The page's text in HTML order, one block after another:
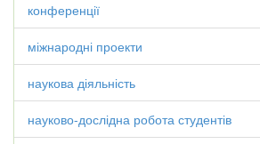
конференції
міжнародні проекти
наукова діяльність
науково-дослідна робота студентів